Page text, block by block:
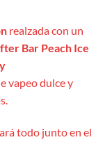
realzada con un
Bar Peach Ice
vapeo dulce y
todo junto en el